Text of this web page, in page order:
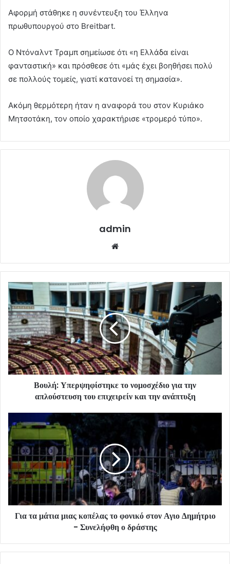
Αφορμή στάθηκε η συνέντευξη του Έλληνα
πρωθυπουργού στο Breitbart.
Ο Ντόναλντ Τραμπ σημείωσε ότι «η Ελλάδα είναι
φανταστική» και πρόσθεσε ότι «μάς έχει βοηθήσει πολύ
σε πολλούς τομείς, γιατί κατανοεί τη σημασία».
Ακόμη θερμότερη ήταν η αναφορά του στον Κυριάκο
Μητσοτάκη, τον οποίο χαρακτήρισε «τρομερό τύπο».
admin
Βουλή: Υπερψηφίστηκε το νομοσχέδιο για την
απλούστευση του επιχειρείν και την ανάπτυξη
Για τα μάτια μιας κοπέλας το φονικό στον Αγιο Δημήτριο
- Συνελήφθη ο δράστης